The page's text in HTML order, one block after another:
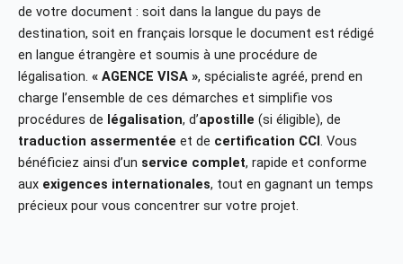
de votre document : soit dans la langue du pays de
destination, soit en français lorsque le document est rédigé
en langue étrangère et soumis à une procédure de
légalisation. « AGENCE VISA », spécialiste agréé, prend en
charge l’ensemble de ces démarches et simplifie vos
procédures de légalisation, d’apostille (si éligible), de
traduction assermentée et de certification CCI. Vous
bénéficiez ainsi d’un service complet, rapide et conforme
aux exigences internationales, tout en gagnant un temps
précieux pour vous concentrer sur votre projet.